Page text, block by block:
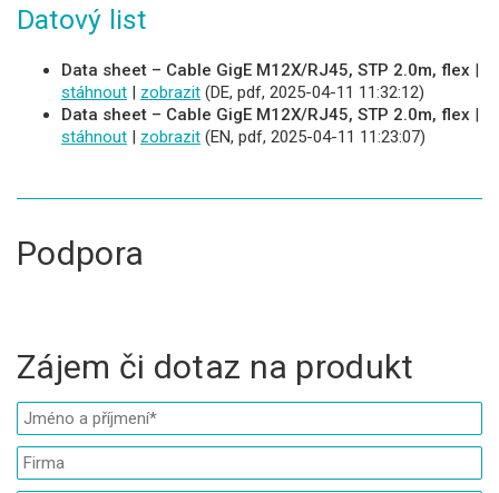
Datový list
Data sheet – Cable GigE M12X/RJ45, STP 2.0m, flex |
stáhnout | zobrazit (DE, pdf, 2025-04-11 11:32:12)
Data sheet – Cable GigE M12X/RJ45, STP 2.0m, flex |
stáhnout | zobrazit (EN, pdf, 2025-04-11 11:23:07)
Podpora
Zájem či dotaz na produkt